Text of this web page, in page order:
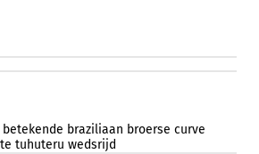
betekende braziliaan broerse curve
tuhuteru wedsrijd